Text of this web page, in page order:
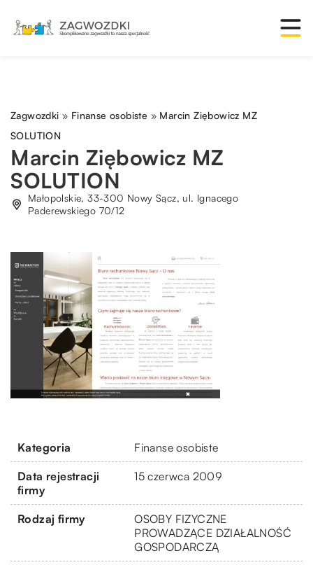
Zagwozdki » Finanse osobiste » Marcin Ziębowicz MZ
SOLUTION
Marcin Ziębowicz MZ
SOLUTION
Małopolskie, 33-300 Nowy Sącz, ul. Ignacego
Paderewskiego 70/12
Kategoria Finanse osobiste
Data rejestracji
firmy
15 czerwca 2009
Rodzaj firmy
OSOBY FIZYCZNE
PROWADZĄCE DZIAŁALNOŚĆ
GOSPODARCZĄ